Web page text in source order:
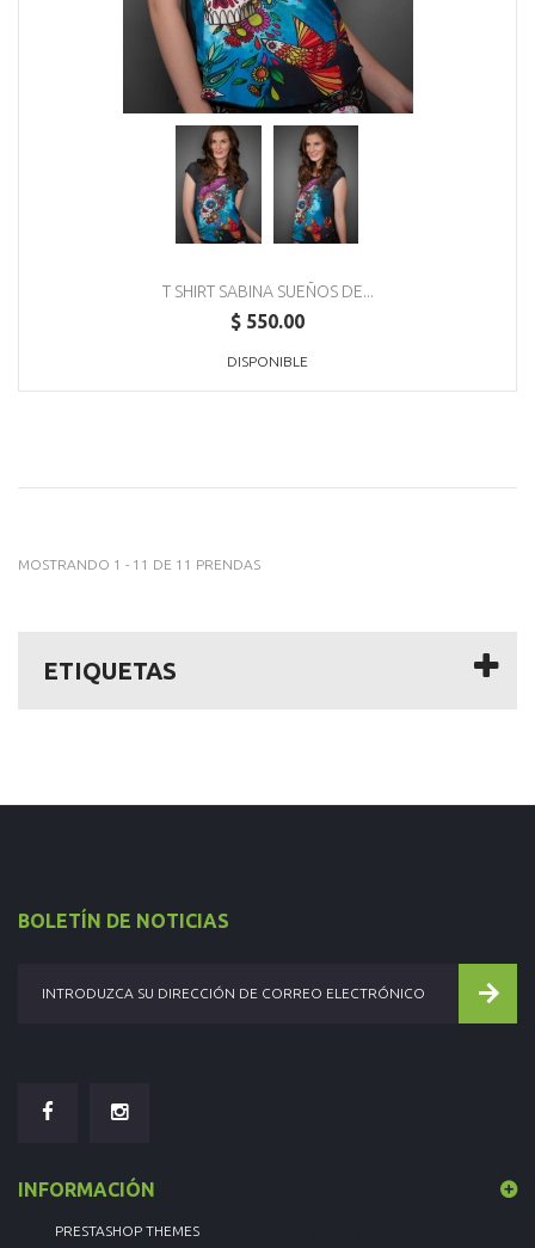
T SHIRT SABINA SUEÑOS DE...
$ 550.00
DISPONIBLE
MOSTRANDO 1 - 11 DE 11 PRENDAS
ETIQUETAS
BOLETÍN DE NOTICIAS
INFORMACIÓN
PRESTASHOP THEMES